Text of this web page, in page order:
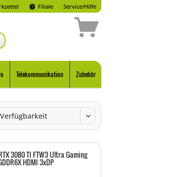
Filiale Service/Hilfe
Telekommunikation Zubehör
3080 TI FTW3 Ultra Gaming
HDMI 3xDP